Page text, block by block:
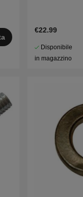
€22.99
Disponibile
in magazzino